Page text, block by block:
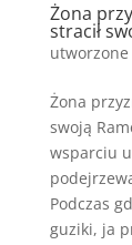
Żona
stracił
utworzone
Żona
swoją
wsparciu
Podczas
guziki, ja